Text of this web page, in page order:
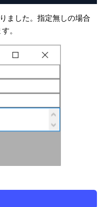
ました。指定無しの場合
。